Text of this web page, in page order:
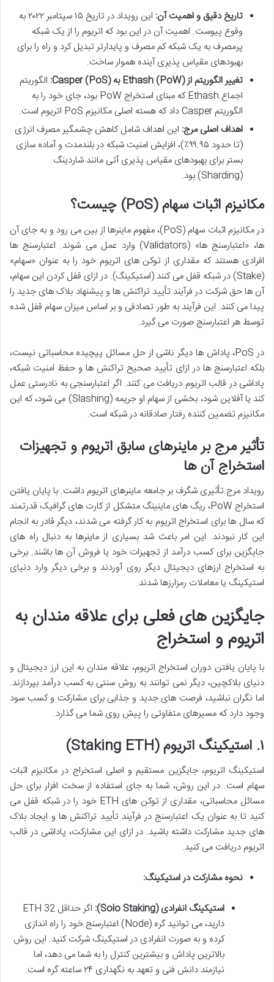
تاریخ دقیق و اهمیت آن:
این رویداد در تاریخ ۱۵ سپتامبر ۲۰۲۲ به
وقوع پیوست. اهمیت آن در این بود که اتریوم را از یک شبکه
پرمصرف به یک شبکه کم مصرف و پایدارتر تبدیل کرد و راه را برای
بهبودهای مقیاس پذیری آینده هموار ساخت.
تغییر الگوریتم از Ethash (PoW) به Casper (PoS):
الگوریتم
اجماع Ethash که مبنای استخراج PoW بود، جای خود را به
الگوریتم Casper داد که هسته اصلی مکانیزم PoS اتریوم است.
اهداف اصلی مرج: این اهداف شامل کاهش چشمگیر مصرف انرژی
(تا حدود ۹۹.۹۵٪)، افزایش امنیت شبکه در بلندمدت و آماده سازی
بستر برای بهبودهای مقیاس پذیری آتی مانند شاردینگ
(Sharding) بود.
مکانیزم اثبات سهام (PoS) چیست؟
در مکانیزم اثبات سهام (PoS)، مفهوم ماینرها از بین می رود و به جای آن
ها، «اعتبارسنج ها» (Validators) وارد عمل می شوند. اعتبارسنج ها
افرادی هستند که مقداری از توکن های اتریوم خود را به عنوان «سهام»
(Stake) در شبکه قفل می کنند (استیکینگ). در ازای قفل کردن این سهام،
آن ها حق شرکت در فرآیند تأیید تراکنش ها و پیشنهاد بلاک های جدید را
پیدا می کنند. این فرآیند به طور تصادفی و بر اساس میزان سهام قفل شده
توسط هر اعتبارسنج صورت می گیرد.
در PoS، پاداش ها دیگر ناشی از حل مسائل پیچیده محاسباتی نیست،
بلکه اعتبارسنج ها در ازای تأیید صحیح تراکنش ها و حفظ امنیت شبکه،
پاداشی در قالب اتریوم دریافت می کنند. اگر اعتبارسنجی به نادرستی عمل
کند یا آفلاین شود، بخشی از سهام او جریمه (Slashing) می شود، که این
مکانیزم تضمین کننده رفتار صادقانه در شبکه است.
تأثیر مرج بر ماینرهای سابق اتریوم و تجهیزات
استخراج آن ها
رویداد مرج تأثیری شگرف بر جامعه ماینرهای اتریوم داشت. با پایان یافتن
استخراج PoW، ریگ های ماینینگ متشکل از کارت های گرافیک قدرتمند
که سال ها برای استخراج اتریوم به کار گرفته می شدند، دیگر قادر به انجام
این کار نبودند. این امر باعث شد بسیاری از ماینرها به دنبال راه های
جایگزین برای کسب درآمد از تجهیزات خود یا فروش آن ها باشند. برخی
به استخراج ارزهای دیجیتال دیگر روی آوردند و برخی دیگر وارد دنیای
استیکینگ یا معاملات رمزارزها شدند.
جایگزین های فعلی برای علاقه مندان به
اتریوم و استخراج
با پایان یافتن دوران استخراج اتریوم، علاقه مندان به این ارز دیجیتال و
دنیای بلاکچین، دیگر نمی توانند به روش سنتی به کسب درآمد بپردازند.
اما نگران نباشید، فرصت های جدید و جذابی برای مشارکت و کسب سود
وجود دارد که مسیرهای متفاوتی را پیش روی شما می گذارد.
۱. استیکینگ اتریوم (Staking ETH)
استیکینگ اتریوم، جایگزین مستقیم و اصلی استخراج در مکانیزم اثبات
سهام است. در این روش، شما به جای استفاده از سخت افزار برای حل
مسائل محاسباتی، مقداری از توکن های ETH خود را در شبکه قفل می
کنید تا به عنوان یک اعتبارسنج در فرآیند تأیید تراکنش ها و ایجاد بلاک
های جدید مشارکت داشته باشید. در ازای این مشارکت، پاداشی در قالب
اتریوم دریافت می کنید.
نحوه مشارکت در استیکینگ:
استیکینگ انفرادی (Solo Staking):
اگر حداقل 32 ETH
دارید، می توانید گره (Node) اعتبارسنج خود را راه اندازی
کرده و به صورت انفرادی در استیکینگ شرکت کنید. این روش
بالاترین پاداش و بیشترین کنترل را به شما می دهد، اما
نیازمند دانش فنی و تعهد به نگهداری ۲۴ ساعته گره است.